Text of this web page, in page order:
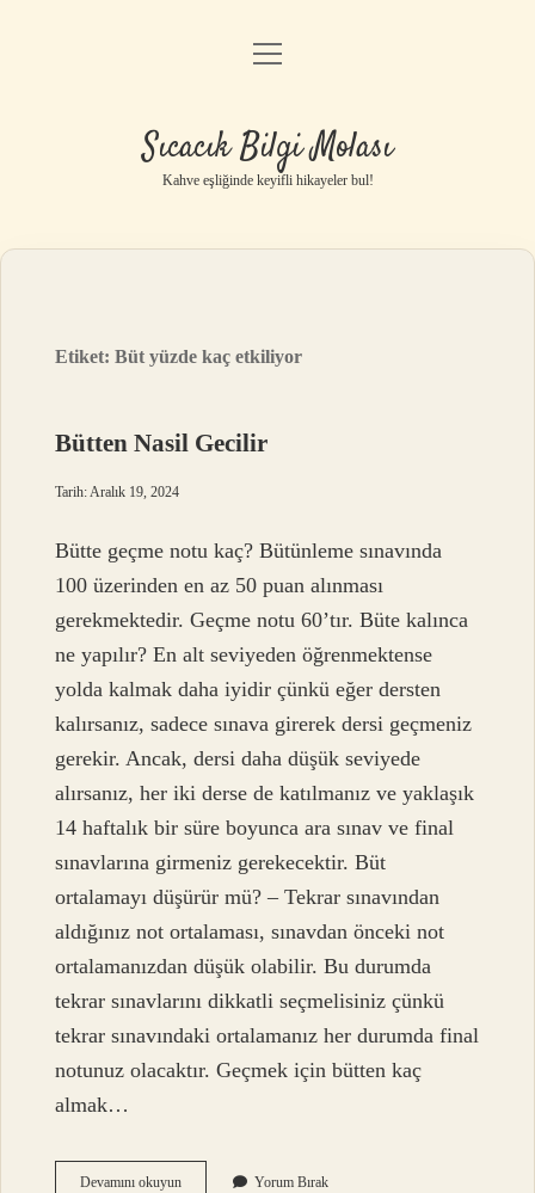
Anasayfa
Yasal Uyarı
menüyü
Sıcacık Bilgi Molası
Kahve eşliğinde keyifli hikayeler bul!
Etiket:Büt yüzde kaç etkiliyor
Bütten Nasil Gecilir
Tarih: Aralık 19, 2024
Bütte geçme notu kaç? Bütünleme sınavında
100 üzerinden en az 50 puan alınması
gerekmektedir. Geçme notu 60’tır. Büte kalınca
ne yapılır? En alt seviyeden öğrenmektense
yolda kalmak daha iyidir çünkü eğer dersten
kalırsanız, sadece sınava girerek dersi geçmeniz
gerekir. Ancak, dersi daha düşük seviyede
alırsanız, her iki derse de katılmanız ve yaklaşık
14 haftalık bir süre boyunca ara sınav ve final
sınavlarına girmeniz gerekecektir. Büt
ortalamayı düşürür mü? – Tekrar sınavından
aldığınız not ortalaması, sınavdan önceki not
ortalamanızdan düşük olabilir. Bu durumda
tekrar sınavlarını dikkatli seçmelisiniz çünkü
tekrar sınavındaki ortalamanız her durumda final
notunuz olacaktır. Geçmek için bütten kaç
almak…
Devamını okuyunBütten
Yorum Bırak